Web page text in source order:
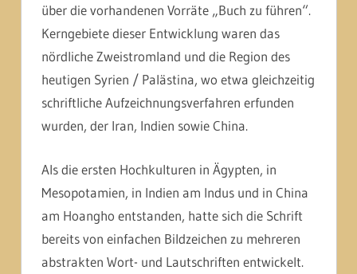
über die vorhandenen Vorräte „Buch zu führen“.
Kerngebiete dieser Entwicklung waren das
nördliche Zweistromland und die Region des
heutigen Syrien / Palästina, wo etwa gleichzeitig
schriftliche Aufzeichnungsverfahren erfunden
wurden, der Iran, Indien sowie China.
Als die ersten Hochkulturen in Ägypten, in
Mesopotamien, in Indien am Indus und in China
am Hoangho entstanden, hatte sich die Schrift
bereits von einfachen Bildzeichen zu mehreren
abstrakten Wort- und Lautschriften entwickelt.